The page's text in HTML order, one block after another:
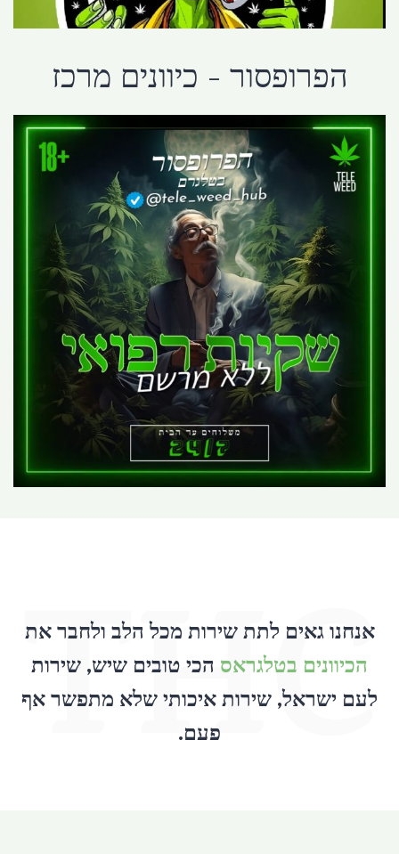
הפרופסור - כיוונים מרכז
THC
אנחנו גאים לתת שירות מכל הלב ולחבר את
הכיוונים בטלגראס הכי טובים שיש, שירות
לעם ישראל, שירות איכותי שלא מתפשר אף
פעם.